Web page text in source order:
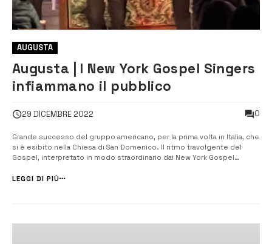
AUGUSTA
Augusta | I New York Gospel Singers
infiammano il pubblico
29 DICEMBRE 2022 0
Grande successo del gruppo americano, per la prima volta in Italia, che
si è esibito nella Chiesa di San Domenico. Il ritmo travolgente del
Gospel, interpretato in modo straordinario dai New York Gospel
Domenico. Nonostante l’orario insolito, le quattro e mezza del
LEGGI DI PIÙ